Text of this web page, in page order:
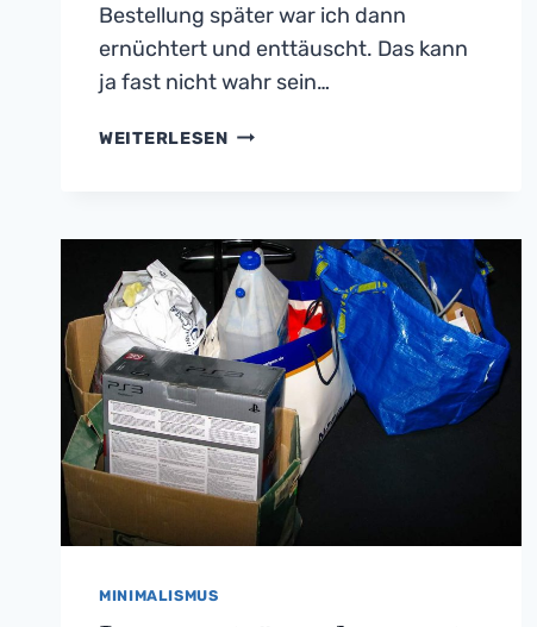
Bestellung später war ich dann
ernüchtert und enttäuscht. Das kann
ja fast nicht wahr sein…
WEITERLESENWIE
MINIMALISMUS